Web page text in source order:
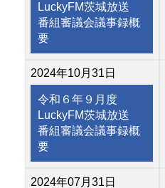
LuckyFM茨城放送
番組審議会議事録概
要
2024年10月31日
令和６年９月度
LuckyFM茨城放送
番組審議会議事録概
要
2024年07月31日